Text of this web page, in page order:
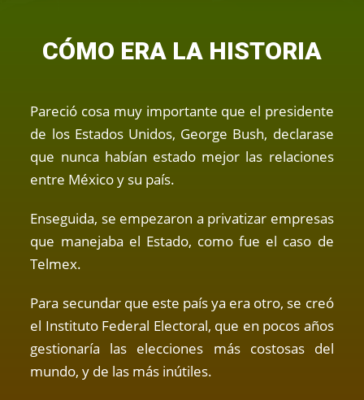
CÓMO ERA LA HISTORIA
Pareció cosa muy importante que el presidente
de los Estados Unidos, George Bush, declarase
que nunca habían estado mejor las relaciones
entre México y su país.
Enseguida, se empezaron a privatizar empresas
que manejaba el Estado, como fue el caso de
Telmex.
Para secundar que este país ya era otro, se creó
el Instituto Federal Electoral, que en pocos años
gestionaría las elecciones más costosas del
mundo, y de las más inútiles.